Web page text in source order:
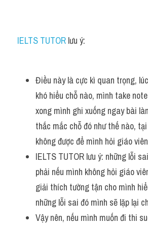
IELTS TUTOR lưu ý:
Điều này là cực kì quan trọng,
khó hiểu chỗ nào, mình take
xong mình ghi xuống ngay bài
thắc mắc chỗ đó như thế nào,
không được để mình hỏi giáo viên
IELTS TUTOR lưu ý: những lỗi
phải nếu mình không hỏi giáo
giải thích tường tận cho mình
những lỗi sai đó mình sẽ lặp lại
Vậy nên, nếu mình muốn đi thi